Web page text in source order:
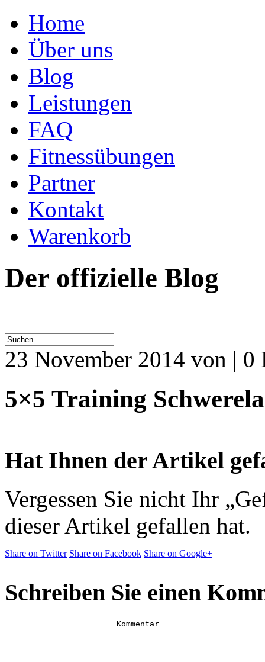
Home
Über uns
Blog
Leistungen
FAQ
Fitnessübungen
Partner
Kontakt
Warenkorb
Der offizielle Blog
23 November 2014 von | 0
5×5 Training
Hat Ihnen der Artikel
Vergessen Sie nicht Ihr
dieser Artikel gefallen hat.
Share on Twitter Share on Facebook Share on Google+
Schreiben Sie einen